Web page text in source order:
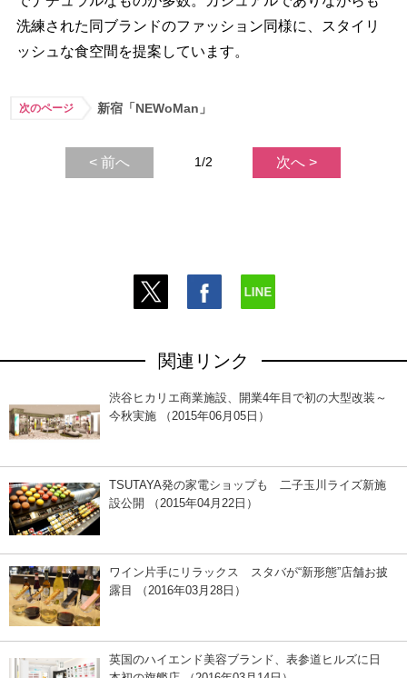
洗練された同ブランドのファッション同様に、スタイリ
ッシュな食空間を提案しています。
次のページ 新宿「NEWoMan」
< 前へ 1/2 次へ >
関連リンク
渋谷ヒカリエ商業施設、開業4年目で初の大型改装～
今秋実施 （2015年06月05日）
TSUTAYA発の家電ショップも 二子玉川ライズ新施
設公開 （2015年04月22日）
ワイン片手にリラックス スタバが“新形態”店舗お披
露目 （2016年03月28日）
英国のハイエンド美容ブランド、表参道ヒルズに日